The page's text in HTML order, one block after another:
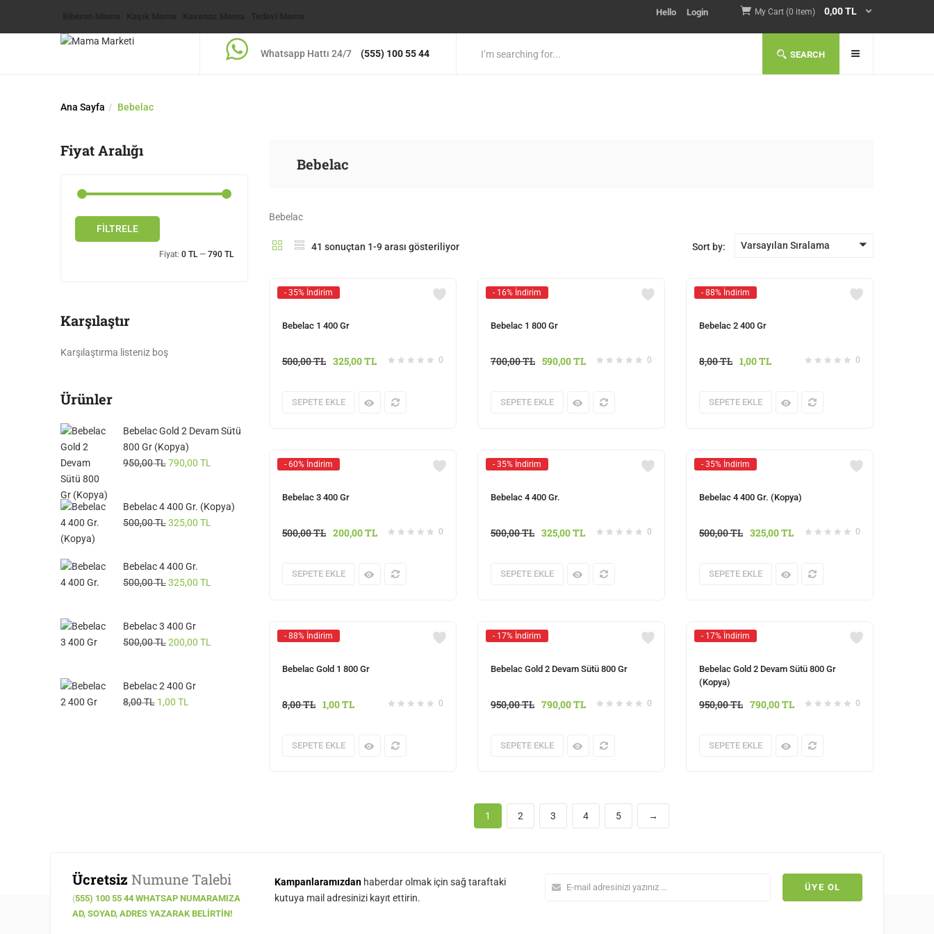
Hello Login My Cart (0 item) 0,00TL
Whatsapp Hattı 24/7 (555) 100 55 44 SEARCH
Ana Sayfa Bebelac
Bebelac
Bebelac
41 sonuçtan 1-9 arası gösteriliyor Sort by: Varsayılan Sıralama
- 35% İndirim
Bebelac 1 400 Gr
0
500,00TL 325,00TL
SEPETE EKLE
- 16% İndirim
Bebelac 1 800 Gr
0
700,00TL 590,00TL
SEPETE EKLE
- 88% İndirim
Bebelac 2 400 Gr
0
8,00TL 1,00TL
SEPETE EKLE
- 60% İndirim
Bebelac 3 400 Gr
0
500,00TL 200,00TL
SEPETE EKLE
- 35% İndirim
Bebelac 4 400 Gr.
0
500,00TL 325,00TL
SEPETE EKLE
- 35% İndirim
Bebelac 4 400 Gr. (Kopya)
0
500,00TL 325,00TL
SEPETE EKLE
- 88% İndirim
Bebelac Gold 1 800 Gr
0
8,00TL 1,00TL
SEPETE EKLE
- 17% İndirim
Bebelac Gold 2 Devam Sütü 800 Gr
0
950,00TL 790,00TL
SEPETE EKLE
- 17% İndirim
Bebelac Gold 2 Devam Sütü 800 Gr
(Kopya)
0
950,00TL 790,00TL
SEPETE EKLE
1 2 3 4 5 →
Fiyat Aralığı
FILTRELE
Fiyat: 0 TL— 790 TL
Karşılaştır
Karşılaştırma listeniz boş
Ürünler
Bebelac Gold 2 Devam Sütü
800 Gr (Kopya)
950,00TL790,00 TL
Bebelac 4 400 Gr. (Kopya)
500,00TL325,00 TL
Bebelac 4 400 Gr.
500,00TL325,00 TL
Bebelac 3 400 Gr
500,00TL200,00 TL
Bebelac 2 400 Gr
8,00TL 1,00 TL
Ücretsiz Numune Talebi
(555) 100 55 44 WHATSAP NUMARAMIZA
AD, SOYAD, ADRES YAZARAK BELIRTIN!
Kampanlaramızdan haberdar olmak için sağ taraftaki
kutuya mail adresinizi kayıt ettirin.